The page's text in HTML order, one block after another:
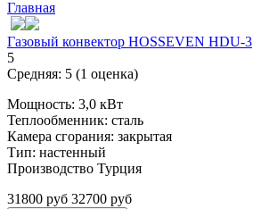
Вы здесь
Главная
Газовый конвектор HOSSEVEN HDU-3
5
Средняя: 5 (1 оценка)
Мощность: 3,0 кВт
Теплообменник: сталь
Камера сгорания: закрытая
Тип: настенный
Производство Турция
31800 руб 32700 руб